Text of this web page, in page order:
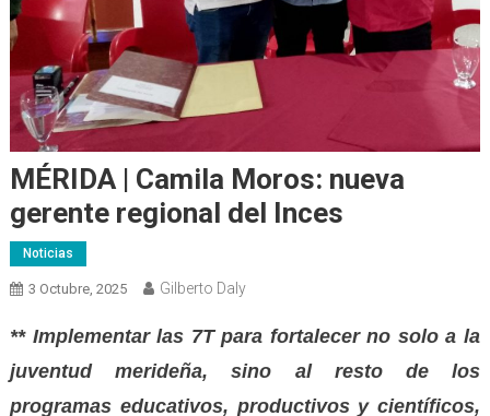
MÉRIDA | Camila Moros: nueva
gerente regional del Inces
Noticias
3 Octubre, 2025 Gilberto Daly
** Implementar las 7T para fortalecer no solo a la
juventud merideña, sino al resto de los
programas educativos, productivos y científicos,